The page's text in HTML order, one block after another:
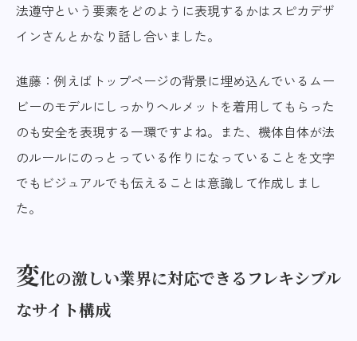
法遵守という要素をどのように表現するかはスピカデザ
インさんとかなり話し合いました。
進藤：例えばトップページの背景に埋め込んでいるムー
ビーのモデルにしっかりヘルメットを着用してもらった
のも安全を表現する一環ですよね。また、機体自体が法
のルールにのっとっている作りになっていることを文字
でもビジュアルでも伝えることは意識して作成しまし
た。
変化の激しい業界に対応できるフレキシブル
なサイト構成